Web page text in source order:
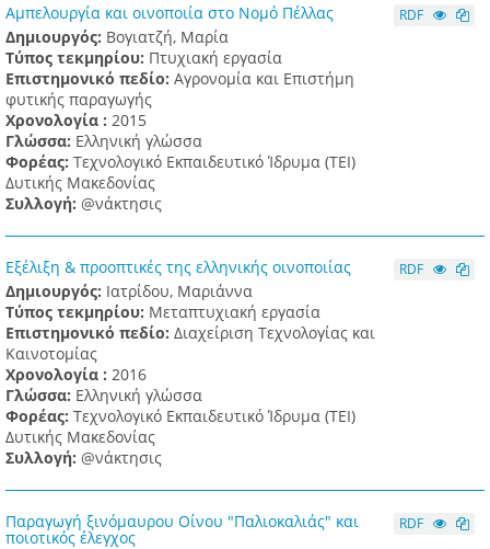
Αμπελουργία και οινοποιία στο Νομό Πέλλας
Δημιουργός: Βογιατζή, Μαρία
Τύπος τεκμηρίου: Πτυχιακή εργασία
Επιστημονικό πεδίο: Αγρονομία και Επιστήμη
φυτικής παραγωγής
Χρονολογία : 2015
Γλώσσα: Ελληνική γλώσσα
Φορέας: Τεχνολογικό Εκπαιδευτικό Ίδρυμα (ΤΕΙ)
Δυτικής Μακεδονίας
Συλλογή: @νάκτησις
RDF
Εξέλιξη & προοπτικές της ελληνικής οινοποιίας
Δημιουργός: Ιατρίδου, Μαριάννα
Τύπος τεκμηρίου: Μεταπτυχιακή εργασία
Επιστημονικό πεδίο: Διαχείριση Τεχνολογίας και
Καινοτομίας
Χρονολογία : 2016
Γλώσσα: Ελληνική γλώσσα
Φορέας: Τεχνολογικό Εκπαιδευτικό Ίδρυμα (ΤΕΙ)
Δυτικής Μακεδονίας
Συλλογή: @νάκτησις
RDF
Παραγωγή ξινόμαυρου Οίνου "Παλιοκαλιάς" και
ποιοτικός έλεγχος
RDF